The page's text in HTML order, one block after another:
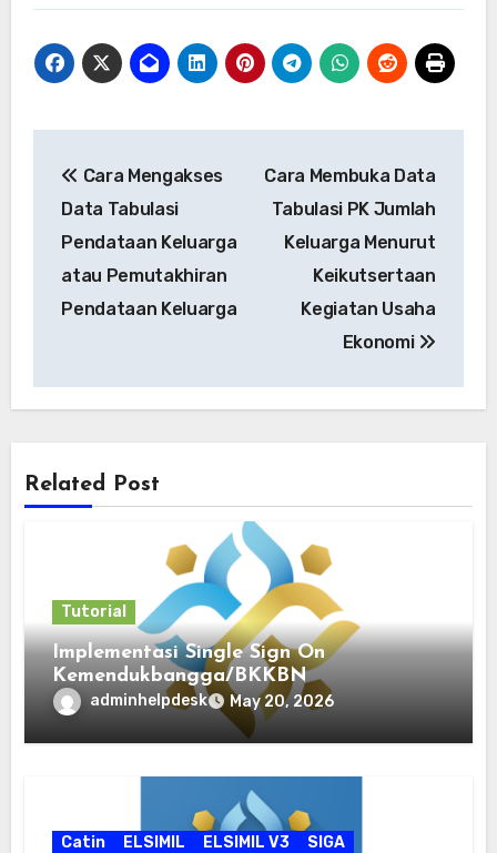
navigation
Cara Mengakses
Data Tabulasi
Pendataan Keluarga
atau Pemutakhiran
Pendataan Keluarga
Cara Membuka Data
Tabulasi PK Jumlah
Keluarga Menurut
Keikutsertaan
Kegiatan Usaha
Ekonomi
Related Post
Tutorial
Implementasi Single Sign On
Kemendukbangga/BKKBN
adminhelpdesk May 20, 2026
Catin ELSIMIL ELSIMIL V3
SIGA